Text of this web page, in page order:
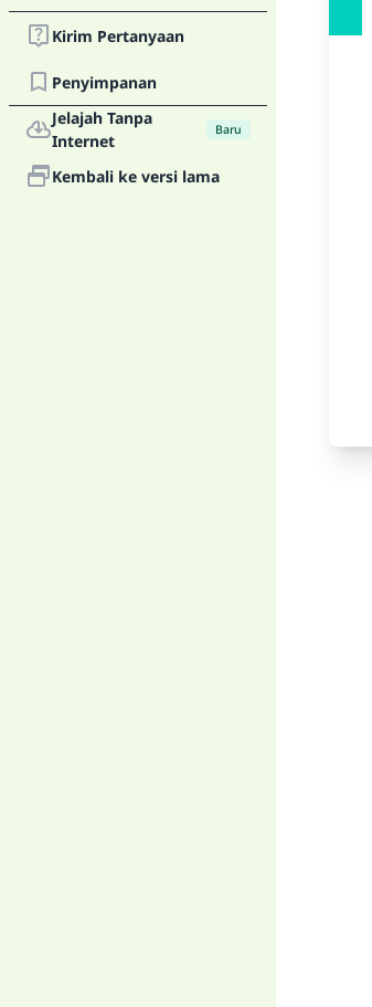
Kirim Pertanyaan
Penyimpanan
Jelajah Tanpa
Internet
Baru
Kembali ke versi lama